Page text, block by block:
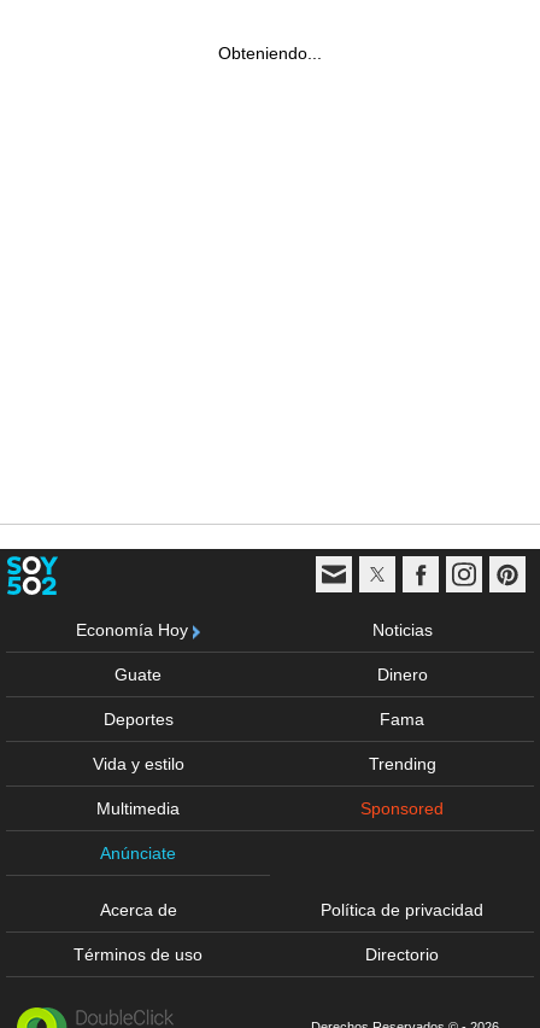
Obteniendo...
Economía Hoy Noticias
Guate Dinero
Deportes Fama
Vida y estilo Trending
Multimedia Sponsored
Anúnciate
Acerca de Política de privacidad
Términos de uso Directorio